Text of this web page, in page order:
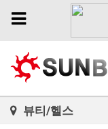
Toggle
뷰티/헬스